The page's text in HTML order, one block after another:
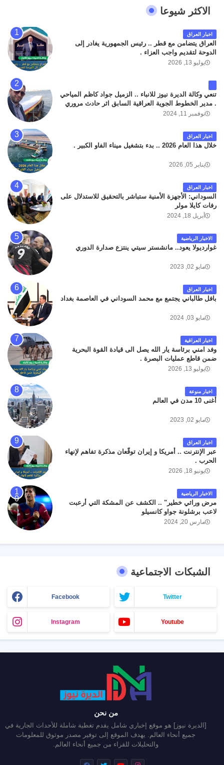
الاكثر شيوعا
اخبار العراق
العراق يتضامن مع قطر .. رئيس الجمهورية يغادر إلى
الدوحة لتقديم واجب العزاء .
يوليو 13, 2026
تنعي وكالة الديرة نيوز للانباء .. الزميل جواد كاظم المياحي
. مدير الخطوط الجوية العراقية السابق اثر حادث مروري
داخل مطار البصرة الدولي اليوم الاثنين على الطريق
كان سبب الحادث يعود لتصادم عجلته مع عجلة نوع كيا بنكو
تابعة لشركة الهلال الماسكة لإعمار مطار البصرة الدولي .
سائلين الله عز وجل ان يتغمد الفقيد بواسع رحمته ، و انا
نوفمبر 11, 2024
اخبار العراق
خلال هذا العام 2026 .. بدء بتشغيل ميناء الفاو الكبير .
يناير 05, 2026
اخبار العراق
السوداني: الأجهزة الأمنية ستباشر بالتحقيق للاستدلال على
رفات كايلا مولر
أبريل 18, 2024
الاخبار الرياضية
غوارديولا يعود.. مانشستر سيتي ينتزع صدارة الدوري
مايو 02, 2023
اخبار العراق
بافل طالباني يجتمع مع محمد السوداني في العاصمة بغداد
مايو 03, 2024
اخبار العراقية
وفد امني برئاسة يار الله يصل الى قيادة القوة البحرية
ضمن قاطع عمليات البصرة .
يوليو 13, 2026
اخبار منوعة
أغنى 10 مدن في العالم
مايو 02, 2023
اخبار العراق
عبر الإنترنت .. أمريكا و إيران توقّعان مذكرة تفاهم لإنهاء
الحرب .
يونيو 18, 2026
الاخبار الرياضية
مرض وراثي خطير" .. الكشف عن المشكة التي أرعبت
لاعب برشلونة جواو كانسيلو
مارس 20, 2024
الشبكات الاجتماعية
Facebook Twitter
Instagram Youtube
من نحن
[الديرة نيوز] هو موقع إخباري شامل يقدم تغطية شاملة للأحداث الجارية في
جميع أنحاء العالم. يهدف الموقع إلى توفير مصدر موثوق للمعلومات
والتحليلات للقراء من جميع أنحاء العالم.